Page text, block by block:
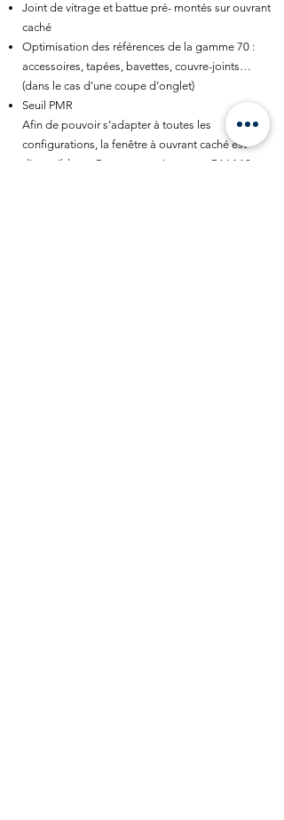
Joint de vitrage et battue pré- montés sur ouvrant
caché
Optimisation des références de la gamme 70 :
accessoires, tapées, bavettes, couvre-joints…
(dans le cas d’une coupe d’onglet)
Seuil PMR
Afin de pouvoir s’adapter à toutes les
configurations, la fenêtre à ouvrant caché est
disponible en Gorge européenne ou G16A13.